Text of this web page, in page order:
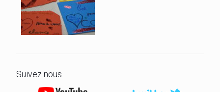
Suivez nous